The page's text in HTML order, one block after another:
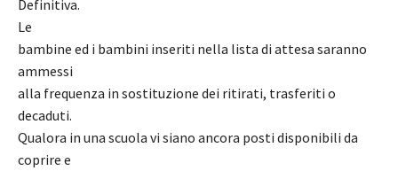
Definitiva.
Le
bambine ed i bambini inseriti nella lista di attesa saranno
ammessi
alla frequenza in sostituzione dei ritirati, trasferiti o
decaduti.
Qualora in una scuola vi siano ancora posti disponibili da
coprire e